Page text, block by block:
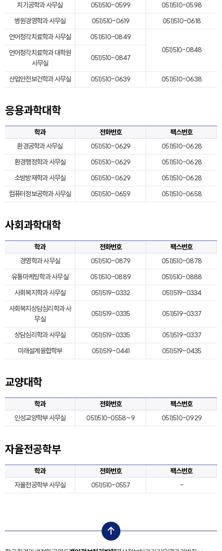
치기공학과 사무실
051)510-0599
051)510-0598
병원경영학과 사무실
051)510-0619
051)510-0618
언어청각치료학과 사무실
051)510-0849
051)510-0848
언어청각치료학과 대학원
사무실
051)510-0847
산업안전보건학과 사무실 051)510-0639 051)510-0638
응용과학대학
학과 전화번호
팩스번호
환경공학과 사무실
051)510-0629
051)510-0628
환경행정학과 사무실
051)510-0629
051)510-0628
소방방재학과 사무실
051)510-0629
051)510-0628
컴퓨터정보공학과 사무실
051)510-0659 051)510-0658
사회과학대학
학과 전화번호
팩스번호
경영학과 사무실
051)510-0879
051)510-0878
유통마케팅학과 사무실
051)510-0889
051)510-0888
사회복지학과 사무실
051)519-0332
051)519-0334
사회복지상담심리학과 사
무실
051)519-0335 051)519-0337
상담심리학과 사무실 051)519-0335
051)519-0337
미래설계융합학부
051)519-0441 051)519-0435
교양대학
학과 전화번호
팩스번호
인성교양학부 사무실
051)510-0558~9 051)510-0929
자율전공학부
학과 전화번호
팩스번호
자율전공학부 사무실
051)510-0557 -
top